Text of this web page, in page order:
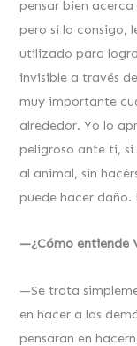
pensar bien
pero si lo consigo,
utilizado para
invisible a través
muy importante
alrededor. Yo lo
peligroso ante ti, si
al animal, sin
puede hacer
—¿Cómo entiende
—Se trata
en hacer a los
pensaran en